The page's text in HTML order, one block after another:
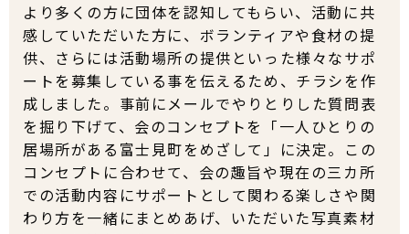
より多くの方に団体を認知してもらい、活動に共
感していただいた方に、ボランティアや食材の提
供、さらには活動場所の提供といった様々なサポ
ートを募集している事を伝えるため、チラシを作
成しました。事前にメールでやりとりした質問表
を掘り下げて、会のコンセプトを「一人ひとりの
居場所がある富士見町をめざして」に決定。この
コンセプトに合わせて、会の趣旨や現在の三カ所
での活動内容にサポートとして関わる楽しさや関
わり方を一緒にまとめあげ、いただいた写真素材